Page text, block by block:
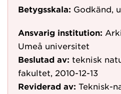
Betygsskala: Godkänd,
Ansvarig institution:
Umeå universitet
Beslutad av: teknisk
fakultet, 2010-12-13
Reviderad av: Teknisk-